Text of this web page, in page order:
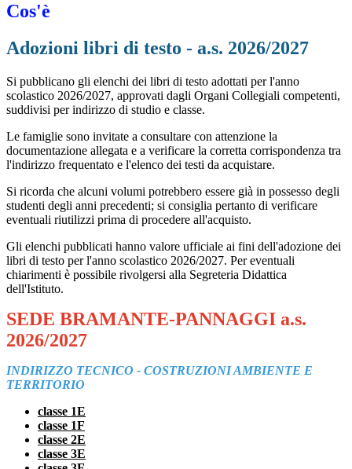
Cos'è
Adozioni libri di testo - a.s. 2026/2027
Si pubblicano gli elenchi dei libri di testo adottati per l'anno
scolastico 2026/2027, approvati dagli Organi Collegiali competenti,
suddivisi per indirizzo di studio e classe.
Le famiglie sono invitate a consultare con attenzione la
documentazione allegata e a verificare la corretta corrispondenza tra
l'indirizzo frequentato e l'elenco dei testi da acquistare.
Si ricorda che alcuni volumi potrebbero essere già in possesso degli
studenti degli anni precedenti; si consiglia pertanto di verificare
eventuali riutilizzi prima di procedere all'acquisto.
Gli elenchi pubblicati hanno valore ufficiale ai fini dell'adozione dei
libri di testo per l'anno scolastico 2026/2027. Per eventuali
chiarimenti è possibile rivolgersi alla Segreteria Didattica
dell'Istituto.
SEDE BRAMANTE-PANNAGGI a.s.
2026/2027
INDIRIZZO TECNICO - COSTRUZIONI AMBIENTE E
TERRITORIO
classe 1E
classe 1F
classe 2E
classe 3E